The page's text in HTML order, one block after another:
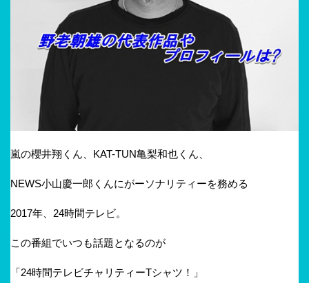
嵐の櫻井翔くん、KAT-TUN亀梨和也くん、
NEWS小山慶一郎くんにがーソナリティーを務める
2017年、24時間テレビ。
この番組でいつも話題となるのが
「24時間テレビチャリティーTシャツ！」